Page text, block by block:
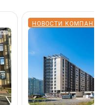
НОВОСТИ